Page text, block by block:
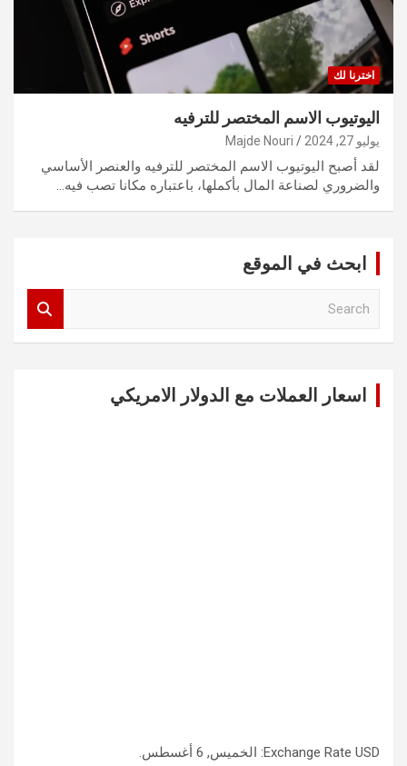
اخترنا لك
اليوتيوب الاسم المختصر للترفيه
يوليو 27, 2024 Majde Nouri
لقد أصبح اليوتيوب الاسم المختصر للترفيه والعنصر الأساسي
والضروري لصناعة المال بأكملها، باعتباره مكانا تصب فيه…
ابحث في الموقع
اسعار العملات مع الدولار الامريكي
Exchange Rate USD : الخميس, 6 أغسطس.